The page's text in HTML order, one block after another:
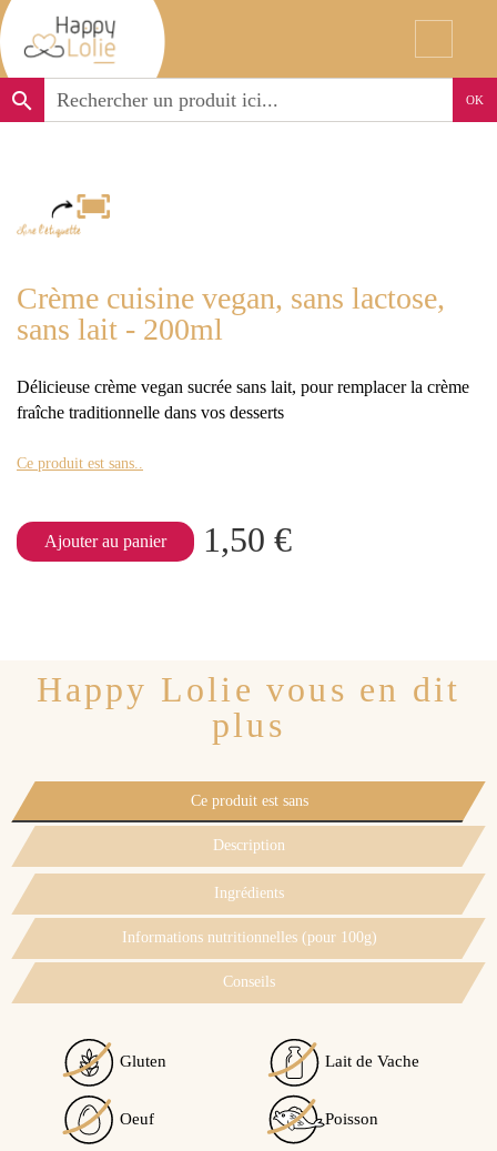
search OK
Crème cuisine vegan, sans lactose,
sans lait - 200ml
Délicieuse crème vegan sucrée sans lait, pour remplacer la crème
fraîche traditionnelle dans vos desserts
Ce produit est sans..
Ajouter au panier 1,50 €
Happy Lolie vous en dit
plus
Ce produit est sans
Description
Ingrédients
Informations nutritionnelles (pour 100g)
Conseils
Gluten Lait de Vache
Oeuf Poisson